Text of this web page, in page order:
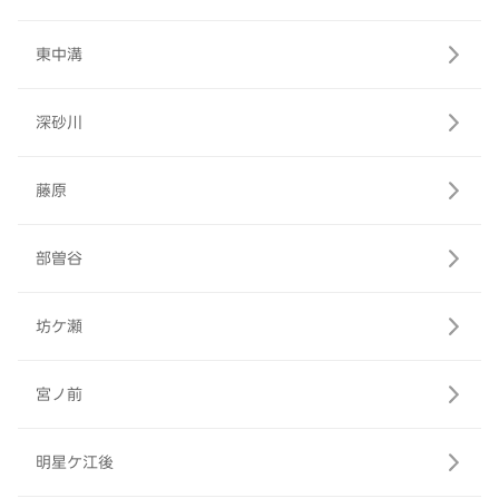
東中溝
深砂川
藤原
部曽谷
坊ケ瀬
宮ノ前
明星ケ江後